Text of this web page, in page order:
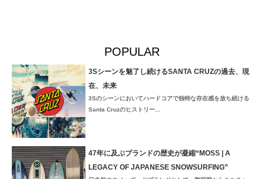
POPULAR
3Sシーンを魅了し続けるSANTA CRUZの過去、現
在、未来
3Sのシーンにおいてハードコアで独特な存在感を放ち続ける
Santa Cruzのヒストリー...
47年に及ぶブランドの歴史が凝縮“MOSS | A
LEGACY OF JAPANESE SNOWSURFING”